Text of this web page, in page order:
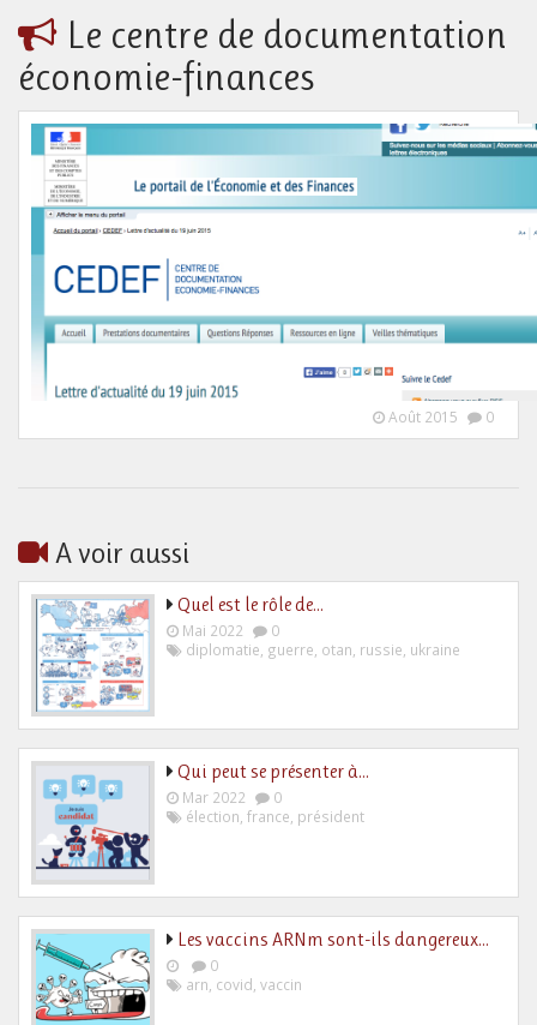
Le centre de documentation
économie-finances
Août 2015 0
A voir aussi
Quel est le rôle de…
Mai 2022
0
diplomatie guerre otan russie ukraine
Qui peut se présenter à…
Mar 2022
0
élection france président
Les vaccins ARNm sont-ils dangereux…
0
arn covid vaccin